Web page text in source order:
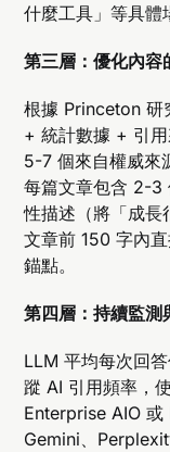
什麼工具」等具體
第三層：優化內容
根據 Princeton 研
+ 統計數據 + 引
5-7 個來自權威來
每篇文章包含 2-3
性描述（將「成長
文章前 150 字內
錨點。
第四層：持續監測
LLM 平均每次回
蹤 AI 引用頻率，
Enterprise AIO 或
Gemini、